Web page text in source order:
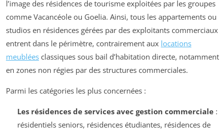
l’image des résidences de tourisme exploitées par les groupes
comme Vacancéole ou Goelia. Ainsi, tous les appartements ou
studios en résidences gérées par des exploitants commerciaux
entrent dans le périmètre, contrairement aux locations
meublées classiques sous bail d’habitation directe, notamment
en zones non régies par des structures commerciales.
Parmi les catégories les plus concernées :
Les résidences de services avec gestion commerciale:
résidentiels seniors, résidences étudiantes, résidences de